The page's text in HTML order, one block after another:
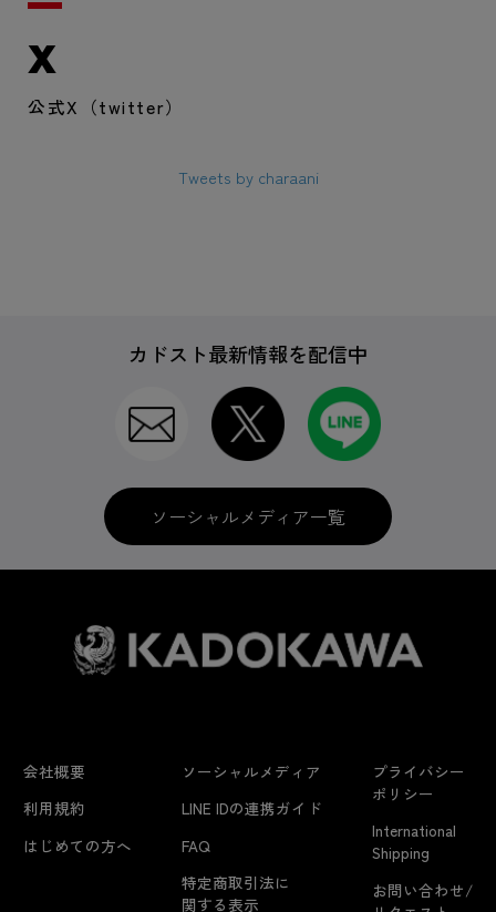
X
公式X（twitter）
Tweets by charaani
カドスト最新情報を配信中
ソーシャルメディア一覧
会社概要
利用規約
はじめての方へ
ソーシャルメディア
LINE IDの連携ガイド
FAQ
特定商取引法に
関する表示
プライバシー
ポリシー
International
Shipping
お問い合わせ/